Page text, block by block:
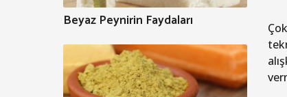
Beyaz Peynirin Faydaları